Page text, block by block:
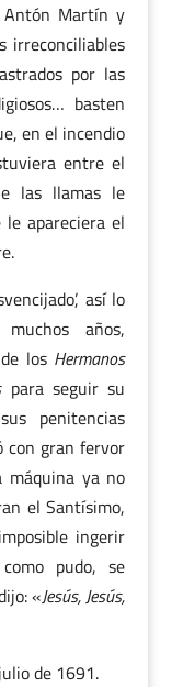
Antón Martín y
irreconciliables
por las
basten
en el incendio
entre el
las llamas le
apareciera el
así lo
años,
los Hermanos
para seguir su
penitencias
con gran fervor
máquina ya no
el Santísimo,
ingerir
pudo, se
«Jesús, Jesús,
de 1691.